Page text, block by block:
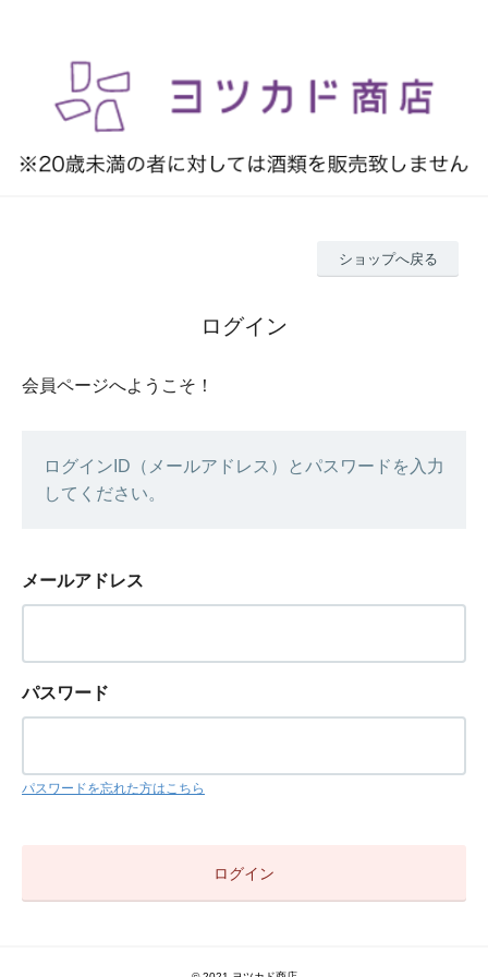
ショップへ戻る
ログイン
会員ページへようこそ！
ログインID（メールアドレス）とパスワードを入力
してください。
メールアドレス
パスワード
パスワードを忘れた方はこちら